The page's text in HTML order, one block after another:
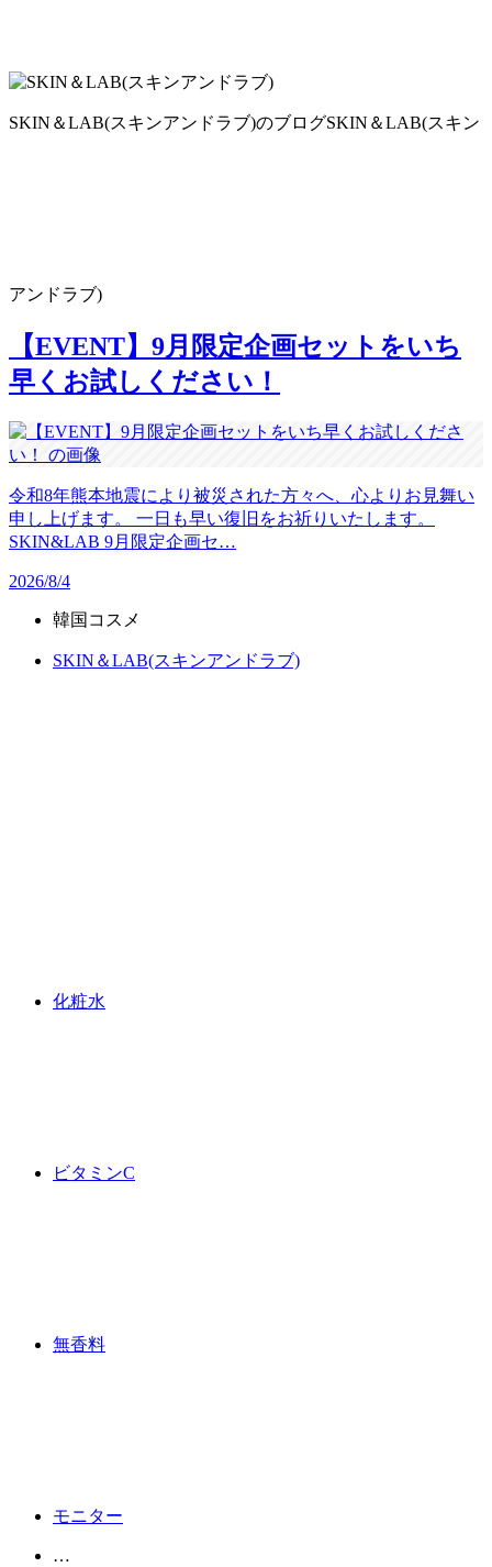
SKIN＆LAB(スキンアンドラブ)のブログSKIN＆LAB(スキン
アンドラブ)
【EVENT】9月限定企画セットをいち
早くお試しください！
令和8年熊本地震により被災された方々へ、心よりお見舞い
申し上げます。 一日も早い復旧をお祈りいたします。
SKIN&LAB 9月限定企画セ…
2026/8/4
韓国コスメ
SKIN＆LAB(スキンアンドラブ)
化粧水
ビタミンC
無香料
モニター
…